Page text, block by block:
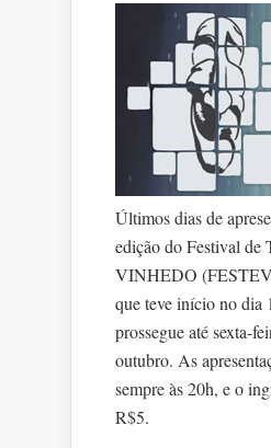
Últimos dias de
edição do Festival de
VINHEDO
que teve início no dia
prossegue até sexta-
outubro. As
sempre às 20h, e o
R$5.